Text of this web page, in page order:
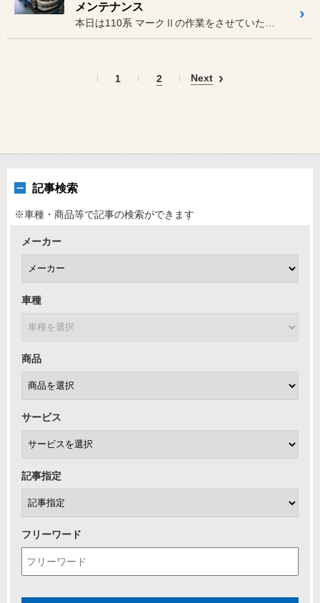
メンテナンス
1 2 Next
記事検索
※車種・商品等で記事の検索ができます
メーカー
車種
商品
サービス
記事指定
フリーワード